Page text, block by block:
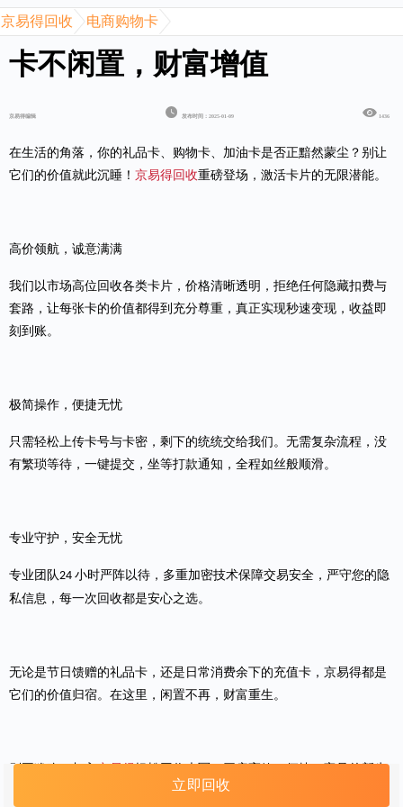
京易得回收 电商购物卡
卡不闲置，财富增值
京易得编辑 发布时间：2025-01-09 1436
在生活的角落，你的礼品卡、购物卡、加油卡是否正黯然蒙尘？别让
它们的价值就此沉睡！京易得回收重磅登场，激活卡片的无限潜能。
高价领航，诚意满满
我们以市场高位回收各类卡片，价格清晰透明，拒绝任何隐藏扣费与
套路，让每张卡的价值都得到充分尊重，真正实现秒速变现，收益即
刻到账。
极简操作，便捷无忧
只需轻松上传卡号与卡密 ，剩下的统统交给我们。无需复杂流程，没
有繁琐等待，一键提交，坐等打款通知，全程如丝般顺滑。
专业守护，安全无忧
专业团队24小时严阵以待，多重加密技术保障交易安全，严守您的隐
私信息，每一次回收都是安心之选。
无论是节日馈赠的礼品卡，还是日常消费余下的充值卡，京易得都是
它们的价值归宿。在这里，闲置不再，财富重生。
别再犹豫，加入
轻松回收大军，开启高效、便捷、富足的新生
立即回收